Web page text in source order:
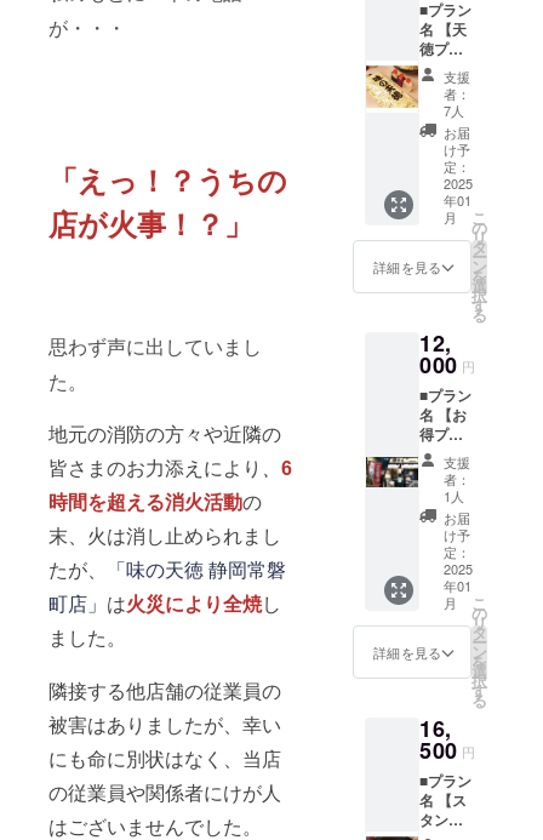
が・・・
「えっ！？うちの
店が火事！？」
思わず声に出していまし
た。
地元の消防の方々や近隣の
皆さまのお力添えにより 、 6
時間を超える消火活動の
末、火は消し止められまし
たが、
「味の天徳 静岡常磐
町店」 は火災により全焼し
ました。
隣接する他店舗の従業員の
被害はありましたが、幸い
にも命に別状はなく、当店
の従業員や関係者にけが人
はございませんでした。
効期
間：
2025年
1月1
日〜
2025年
12月31
日の12
か月間
・現金
への交
換はで
きず、
おつり
ケット
はメー
ルにて
お渡し
します
ので、
ご利用
時にス
タッフ
へ「ク
ラウド
ファン
ディン
グで支
援し
お声掛
けくだ
ケット
のみの
ご使用
はでき
かねま
す ・ご
原店」
でのお
食事に
のみご
利用い
ただけ
ます ■
おスス
メポイ
ント ・
首都圏
在住者
におス
スメ ■
有効期
間：
1月1
日〜
2025年
12月31
日の12
か月間
・現金
への交
換はで
きず、
おつり
はでま
せん ・
食事券
します
ので、
ご利用
時にス
タッフ
へ「ク
■プラン
名 【天
徳プラ
ン】 ■
リター
ン ・油
そば 5
食セッ
ト(自家
製麺＋
秘伝の
タレ) ・
卵かけ
ご飯専
用の醤
セット
×1」に
つき1
点) ■油
そば5食
セット
の詳細
・内容
量：並
盛
160g(麺
を茹で
る前の
状態)×5
食 ・賞
味期
限：発
・原
料、主
原産
地、添
加物表
支援
者：
7人
お届
け予
定：
2025
年01
月
詳細を見る
こ
の
リ
タ
ー
ン
を
選
択
す
る
12,
000 円
■プラン
名 【お
得プラ
ン】 ■
リター
ン ・油
そば5食
セット
(自家製
麺+秘伝
のタレ)
・卵か
けご飯
専用の
醤油
セット
×1」に
つき1
点) ・油
そば並
盛1杯
支援
者：
1人
お届
け予
定：
2025
年01
月
詳細を見る
こ
の
リ
タ
ー
ン
を
選
択
す
る
16,
500 円
■プラン
名 【ス
タン